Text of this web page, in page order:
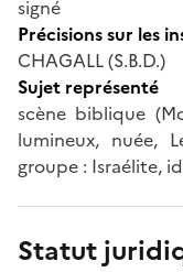
signé
Précisions sur les
CHAGALL (S.B.D.)
Sujet représenté
scène biblique
lumineux, nuée,
groupe : Israélite,
Statut